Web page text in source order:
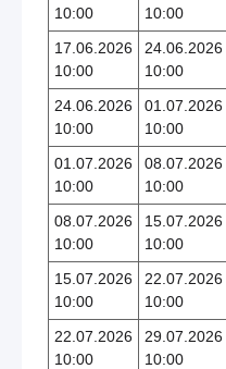
10:00
10:00
17.06.2026
10:00
24.06.2026
10:00
24.06.2026
10:00
01.07.2026
10:00
01.07.2026
10:00
08.07.2026
10:00
08.07.2026
10:00
15.07.2026
10:00
15.07.2026
10:00
22.07.2026
10:00
22.07.2026
10:00
29.07.2026
10:00